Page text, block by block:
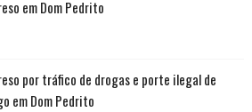
em Dom Pedrito
por tráfico de drogas e porte ilegal de
em Dom Pedrito